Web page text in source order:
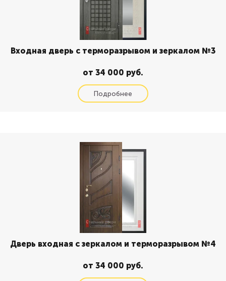
Входная дверь с терморазрывом и зеркалом №3
от 34 000 руб.
Дверь входная с зеркалом и терморазрывом №4
от 34 000 руб.